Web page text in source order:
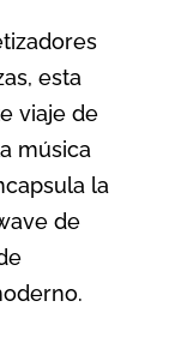
esta
viaje de
música
la
de